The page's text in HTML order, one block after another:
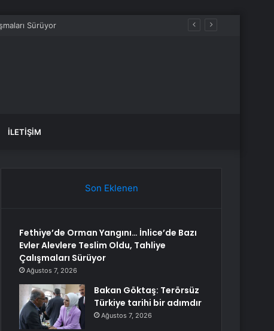
İLETIŞIM
Son Eklenen
Fethiye’de Orman Yangını… İnlice’de Bazı
Evler Alevlere Teslim Oldu, Tahliye
Çalışmaları Sürüyor
Ağustos 7, 2026
Bakan Göktaş: Terörsüz
Türkiye tarihi bir adımdır
Ağustos 7, 2026